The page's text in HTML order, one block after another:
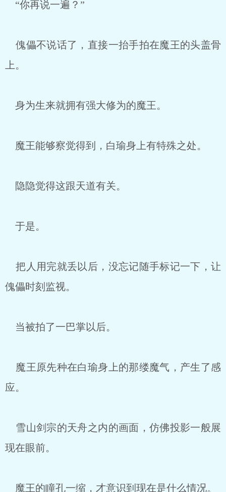
“你再说一遍？”
傀儡不说话了，直接一抬手拍在魔王的头盖骨
上。
身为生来就拥有强大修为的魔王。
魔王能够察觉得到，白瑜身上有特殊之处。
隐隐觉得这跟天道有关。
于是。
把人用完就丢以后，没忘记随手标记一下，让
傀儡时刻监视。
当被拍了一巴掌以后。
魔王原先种在白瑜身上的那缕魔气，产生了感
应。
雪山剑宗的天舟之内的画面，仿佛投影一般展
现在眼前。
魔王的瞳孔一缩，才意识到现在是什么情况。